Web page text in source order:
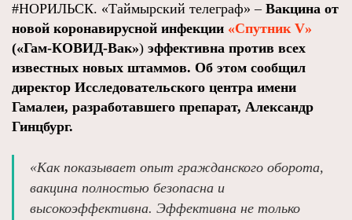
#НОРИЛЬСК. «Таймырский телеграф» – Вакцина от
новой коронавирусной инфекции «Спутник V»
(«Гам-КОВИД-Вак») эффективна против всех
известных новых штаммов. Об этом сообщил
директор Исследовательского центра имени
Гамалеи, разработавшего препарат, Александр
Гинцбург.
«Как показывает опыт гражданского оборота,
вакцина полностью безопасна и
высокоэффективна. Эффективна не только